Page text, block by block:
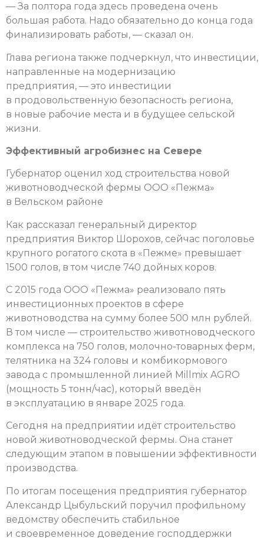
— За полтора года здесь проведена очень
большая работа. Надо обязательно до конца года
финализировать работы, — сказал он.
Глава региона также подчеркнул, что инвестиции,
направленные на модернизацию
предприятия, — это инвестиции
в продовольственную безопасность региона,
в новые рабочие места и в будущее сельской
жизни.
Эффективный агробизнес на Севере
Губернатор оценил ход строительства новой
животноводческой фермы ООО «Пежма»
в Вельском районе
Как рассказал генеральный директор
предприятия Виктор Шорохов, сейчас поголовье
крупного рогатого скота в «Пежме» превышает
1500 голов, в том числе 740 дойных коров.
С 2015 года ООО «Пежма» реализовало пять
инвестиционных проектов в сфере
животноводства на сумму более 500 млн рублей.
В том числе — строительство животноводческого
комплекса на 750 голов, молочно-товарных ферм,
телятника на 324 головы и комбикормового
завода с промышленной линией Millmix AGRO
(мощность 5 тонн/час), который введён
в эксплуатацию в январе 2025 года.
Сегодня на предприятии идёт строительство
новой животноводческой фермы. Она станет
следующим этапом в повышении эффективности
производства.
По итогам посещения предприятия губернатор
Александр Цыбульский поручил профильному
ведомству обеспечить стабильное
и своевременное доведение господдержки